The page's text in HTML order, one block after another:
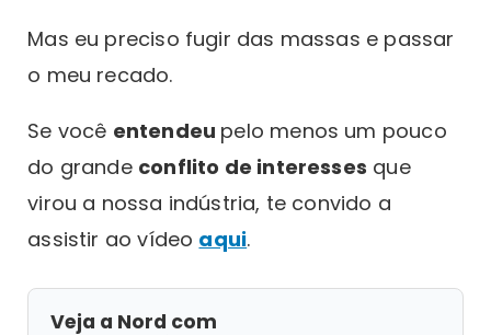
Mas eu preciso fugir das massas e passar
o meu recado.
Se você entendeu pelo menos um pouco
do grande conflito de interesses que
virou a nossa indústria, te convido a
assistir ao vídeo aqui.
Veja a Nord com